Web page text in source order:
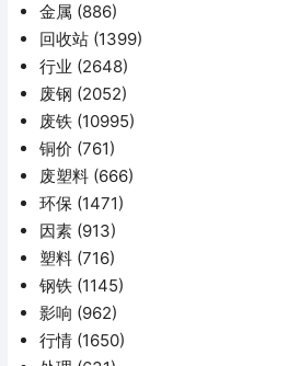
金属 (886)
回收站 (1399)
行业 (2648)
废钢 (2052)
废铁 (10995)
铜价 (761)
废塑料 (666)
环保 (1471)
因素 (913)
塑料 (716)
钢铁 (1145)
影响 (962)
行情 (1650)